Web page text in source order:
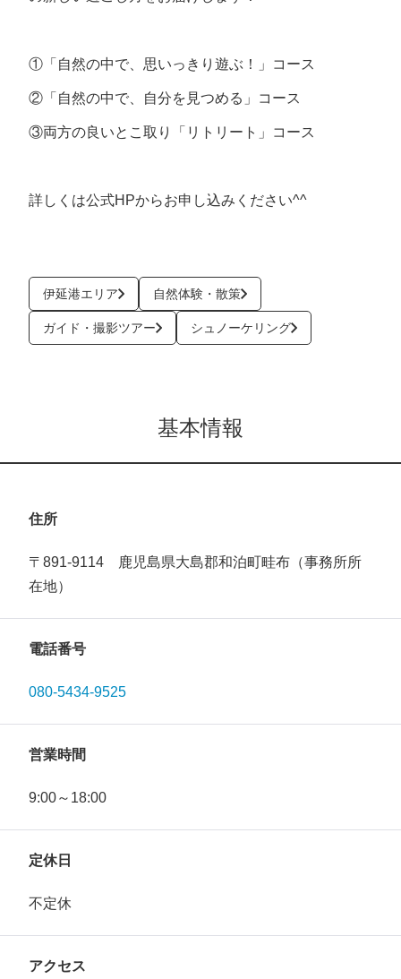
①「自然の中で、思いっきり遊ぶ！」コース
②「自然の中で、自分を見つめる」コース
③両方の良いとこ取り「リトリート」コース
詳しくは公式HPからお申し込みください^^
伊延港エリア 自然体験・散策
ガイド・撮影ツアー シュノーケリング
基本情報
住所
〒891-9114 鹿児島県大島郡和泊町畦布（事務所所
在地）
電話番号
080-5434-9525
営業時間
9:00～18:00
定休日
不定休
アクセス